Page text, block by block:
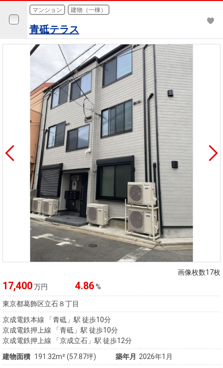
マン
ンを
探す
建て
を探
す
投
資
用
物
件
を
探
す
事業
用物
件を
探す
購入向け
サービス
住宅ロー
ンシミュ
レーショ
ン
住まい1プ
ラス（お
役立ちコ
ラム）
住まいと
暮らしの
税金の本
（電子ブ
ック）
購入ガイ
ド
料
定
売却
時手
取り
金額
試算
売却向け
サービス
周辺相場
検索
住まい1プ
ラス（お
役立ちコ
ラム）
住まいと
暮らしの
税金の本
ック）
売却ガイ
ド
案内（首
案内（名
要
経営ビジ
ョン
覧
本社地
図
ニュース
リリース
会社案内
（電子ブ
ック版）
情報
採用情報
法人のお客さま
提携企業にお勤めの方
会員ページ
閉じる
マンション 建物（一棟）
青砥テラス
画像枚数17枚
17,400万円 4.86%
東京都葛飾区立石８丁目
京成電鉄本線 「青砥」駅 徒歩10分
京成電鉄押上線 「青砥」駅 徒歩10分
京成電鉄押上線 「京成立石」駅 徒歩12分
建物面積 191.32m² (57.87坪) 築年月 2026年1月